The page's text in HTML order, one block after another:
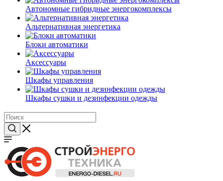
Автономные гибридные энергокомплексы
Альтернативная энергетика
Блоки автоматики
Аксессуары
Шкафы управления
Шкафы сушки и дезинфекции одежды